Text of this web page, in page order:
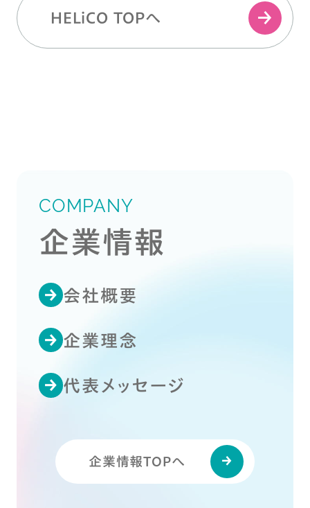
HELiCO TOPへ
COMPANY
企業情報
会社概要
企業理念
代表メッセージ
企業情報TOPへ